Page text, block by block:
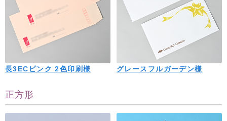
長3ECピンク 2色印刷様 グレースフルガーデン様
正方形